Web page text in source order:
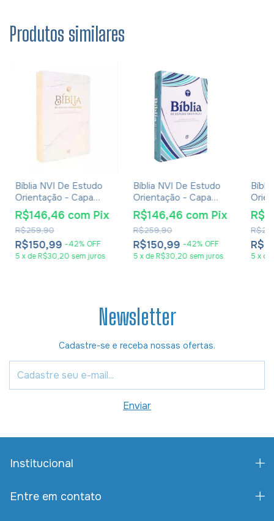
Produtos similares
Bíblia NVI De Estudo
Orientação - Capa
Luxo Rose Gold
R$150,99 -42% OFF
R$259,90
R$146,46 com Pix
5 xdeR$30,20 sem juros
Bíblia NVI De Estudo
Orientação - Capa
Luxo Blue Waves
R$150,99 -42% OFF
R$259,90
R$146,46 com Pix
5 xdeR$30,20 sem juros
Luxo
5 x de
Newsletter
Cadastre-se e receba nossas ofertas.
Institucional
Entre em contato